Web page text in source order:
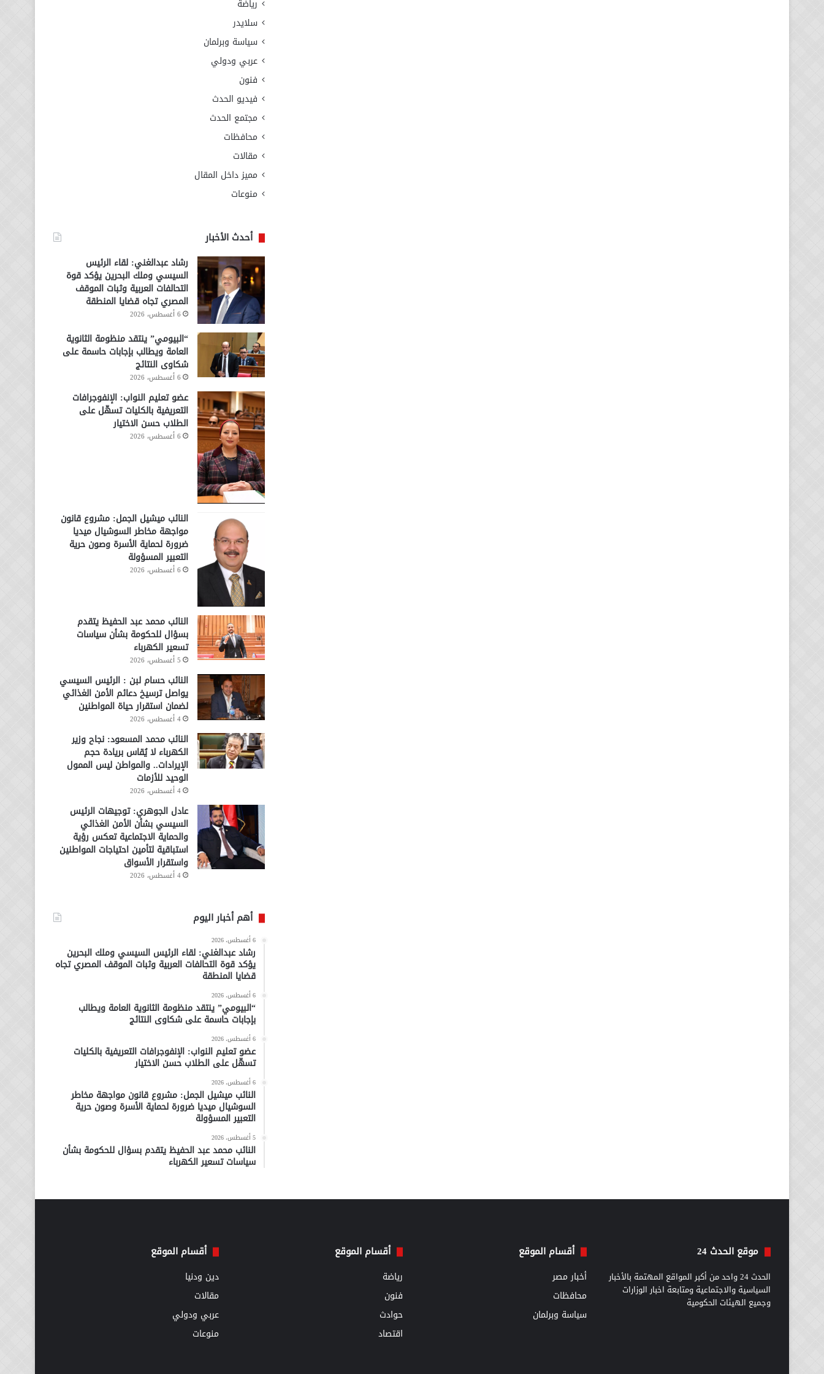
رياضة
سلايدر
سياسة وبرلمان
عربي ودولي
فنون
فيديو الحدث
مجتمع الحدث
محافظات
مقالات
مميز داخل المقال
منوعات
أحدث الأخبار
رشاد عبدالغني: لقاء الرئيس
السيسي وملك البحرين يؤكد قوة
التحالفات العربية وثبات الموقف
المصري تجاه قضايا المنطقة
6 أغسطس، 2026
“البيومي” ينتقد منظومة الثانوية
العامة ويطالب بإجابات حاسمة على
شكاوى النتائج
6 أغسطس، 2026
عضو تعليم النواب: الإنفوجرافات
التعريفية بالكليات تسهّل على
الطلاب حسن الاختيار
6 أغسطس، 2026
النائب ميشيل الجمل: مشروع قانون
مواجهة مخاطر السوشيال ميديا
ضرورة لحماية الأسرة وصون حرية
التعبير المسؤولة
6 أغسطس، 2026
النائب محمد عبد الحفيظ يتقدم
بسؤال للحكومة بشأن سياسات
تسعير الكهرباء
5 أغسطس، 2026
النائب حسام لبن : الرئيس السيسي
يواصل ترسيخ دعائم الأمن الغذائي
لضمان استقرار حياة المواطنين
4 أغسطس، 2026
النائب محمد المسعود: نجاح وزير
الكهرباء لا يُقاس بريادة حجم
الإيرادات.. والمواطن ليس الممول
الوحيد للأزمات
4 أغسطس، 2026
عادل الجوهري: توجيهات الرئيس
السيسي بشأن الأمن الغذائي
والحماية الاجتماعية تعكس رؤية
استباقية لتأمين احتياجات المواطنين
واستقرار الأسواق
4 أغسطس، 2026
أهم أخبار اليوم
6 أغسطس، 2026
رشاد عبدالغني: لقاء الرئيس السيسي وملك البحرين
يؤكد قوة التحالفات العربية وثبات الموقف المصري تجاه
قضايا المنطقة
6 أغسطس، 2026
“البيومي” ينتقد منظومة الثانوية العامة ويطالب
بإجابات حاسمة على شكاوى النتائج
6 أغسطس، 2026
عضو تعليم النواب: الإنفوجرافات التعريفية بالكليات
تسهّل على الطلاب حسن الاختيار
6 أغسطس، 2026
النائب ميشيل الجمل: مشروع قانون مواجهة مخاطر
السوشيال ميديا ضرورة لحماية الأسرة وصون حرية
التعبير المسؤولة
5 أغسطس، 2026
النائب محمد عبد الحفيظ يتقدم بسؤال للحكومة بشأن
سياسات تسعير الكهرباء
موقع الحدث 24
الحدث 24 واحد من أكبر المواقع المهتمة بالأخبار
السياسية والاجتماعية ومتابعة اخبار الوزارات
وجميع الهيئات الحكومية
أقسام الموقع
أخبار مصر
محافظات
سياسة وبرلمان
أقسام الموقع
رياضة
فنون
حوادث
اقتصاد
أقسام الموقع
دين ودنيا
مقالات
عربي ودولي
منوعات